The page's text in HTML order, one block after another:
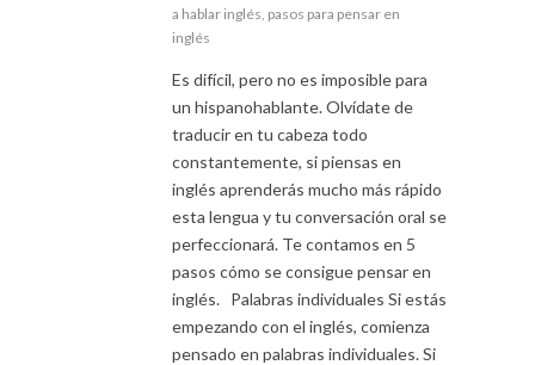
a hablar inglés pasos para pensar en
inglés
Es difícil, pero no es imposible para
un hispanohablante. Olvídate de
traducir en tu cabeza todo
constantemente, si piensas en
inglés aprenderás mucho más rápido
esta lengua y tu conversación oral se
perfeccionará. Te contamos en 5
pasos cómo se consigue pensar en
inglés. Palabras individuales Si estás
empezando con el inglés, comienza
pensado en palabras individuales. Si